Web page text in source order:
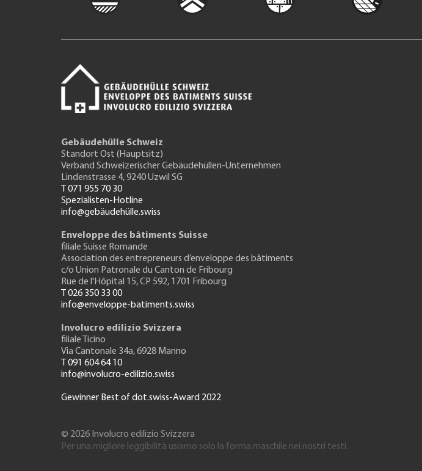
Gebäudehülle Schweiz
Standort Ost (Hauptsitz)
Verband Schweizerischer Gebäudehüllen-Unternehmen
Lindenstrasse 4, 9240 Uzwil SG
T 071 955 70 30
Spezialisten-Hotline
info@gebäudehülle.swiss
Enveloppe des bâtiments Suisse
filiale Suisse Romande
Association des entrepreneurs d’enveloppe des bâtiments
c/o Union Patronale du Canton de Fribourg
Rue de l'Hôpital 15, CP 592, 1701 Fribourg
T 026 350 33 00
info@enveloppe-batiments.swiss
Involucro edilizio Svizzera
filiale Ticino
Via Cantonale 34a, 6928 Manno
T 091 604 64 10
info@involucro-edilizio.swiss
Gewinner Best of dot.swiss-Award 2022
© 2026 Involucro edilizio Svizzera
Per una migliore leggibilità usiamo solo la forma maschile nei nostri testi.